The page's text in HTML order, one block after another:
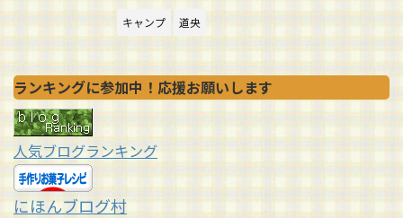
キャンプ 道央
ランキングに参加中！応援お願いします
人気ブログランキング
にほんブログ村